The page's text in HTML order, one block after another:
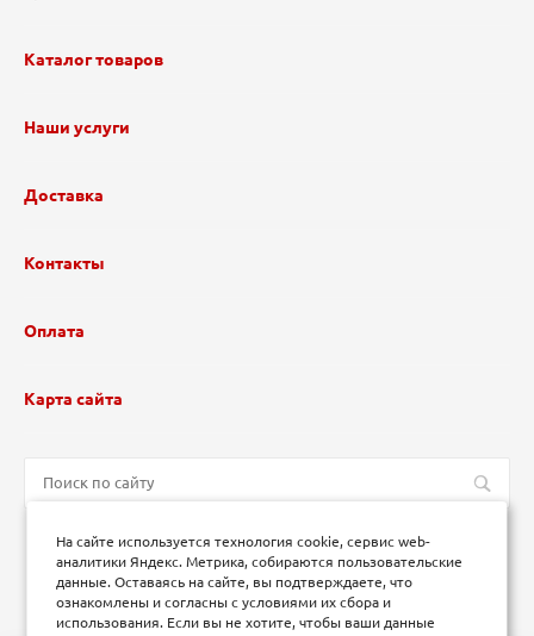
Каталог товаров
Наши услуги
Доставка
Контакты
Оплата
Карта сайта
На сайте используется технология cookie, сервис web-
аналитики Яндекс. Метрика, собираются пользовательские
данные. Оставаясь на сайте, вы подтверждаете, что
ознакомлены и согласны с условиями их сбора и
использования. Если вы не хотите, чтобы ваши данные